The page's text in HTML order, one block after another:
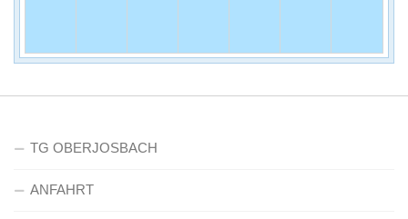
TG OBERJOSBACH
ANFAHRT